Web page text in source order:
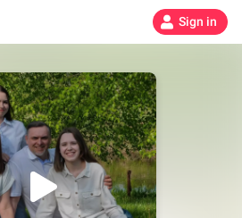
Sign in